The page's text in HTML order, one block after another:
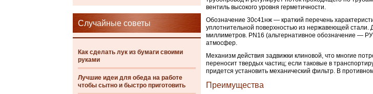
Случайные советы
Как сделать лук из бумаги своими
руками
Лучшие идеи для обеда на работе
чтобы сытно и быстро приготовить
вентиль высокого уровня герметичности.
Обозначение 30с41нж — краткий перечень
уплотнительной поверхностью из нержавеющей
миллиметров. PN16 (альтернативное обозначение —
атмосфер.
Механизм действия задвижки клиновой, что многие
переносит твердых частиц; если таковые в
придется установить механический фильтр. В
Преимущества